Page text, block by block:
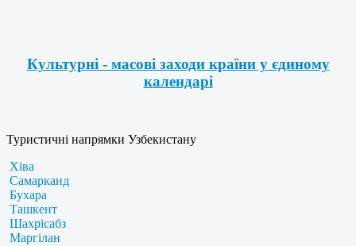
Культурні - масові заходи країни у єдиному
календарі
Туристичні напрямки Узбекистану
Хіва
Самарканд
Бухара
Ташкент
Шахрісабз
Маргілан